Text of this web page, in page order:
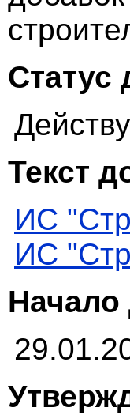
Статус
Текст
ИС
ИС
Начало